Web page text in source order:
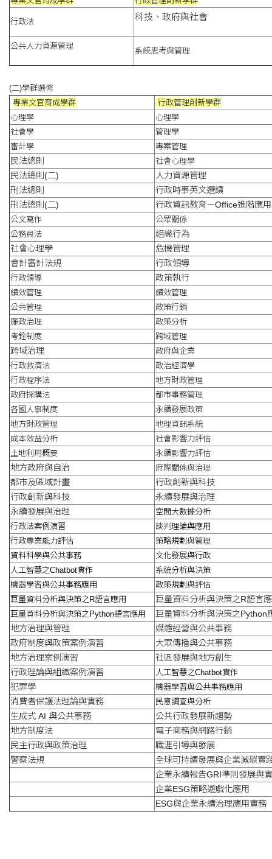
行政法 科技、政府與社會
公共人力資源管理
系統思考與管理
(二)學群選修
專業文官育成學群
行政管理創新學群
心理學
心理學
社會學
管理學
審計學
專案管理
民法總則 社會心理學
民法總則(二)
人力資源管理
刑法總則
行政時事英文選讀
刑法總則(二)
行政資訊教育－Office進階應用
公文寫作
公眾關係
公務員法
組織行為
社會心理學
危機管理
會計審計法規
行政領導
行政領導 政策執行
績效管理
績效管理
公共管理
政策行銷
廉政治理
政策分析
考銓制度
跨域管理
跨域治理
政府與企業
行政救濟法
政治經濟學
行政程序法
地方財政管理
政府採購法
都市事務管理
各國人事制度
永續發展政策
地方財政管理
地理資訊系統
成本效益分析
社會影響力評估
土地利用概要
永續影響力評估
地方政府與自治 府際關係與治理
都市及區域計畫
行政創新與科技
行政創新與科技
永續發展與治理
永續發展與治理
空間大數據分析
行政法案例演習
談判理論與應用
行政專業能力評估
策略規劃與管理
資料科學與公共事務
文化發展與行政
人工智慧之Chatbot實作
系統分析與決策
機器學習與公共事務應用
政策規劃與評估
巨量資料分析與決策之R語言應用
巨量資料分析與決策之R語言
巨量資料分析與決策之Python語言應用
巨量資料分析與決策之Python
地方治理與管理
媒體經營與公共事務
政府制度與政策案例演習
大眾傳播與公共事務
地方治理案例演習
社區發展與地方創生
行政理論與組織案例演習
人工智慧之Chatbot實作
犯罪學 機器學習與公共事務應用
消費者保護法理論與實務 民意調查與分析
生成式 AI 與公共事務
公共行政發展新趨勢
地方制度法
電子商務與網路行銷
民主行政與政策治理
職涯引導與發展
警察法規
全球可持續發展與企業減碳實
企業永續報告GRI準則發展與
企業ESG策略遊戲化應用
ESG與企業永續治理應用實務